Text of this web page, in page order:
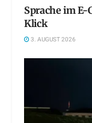
Sprache im
Klick
3. AUGUST 2026